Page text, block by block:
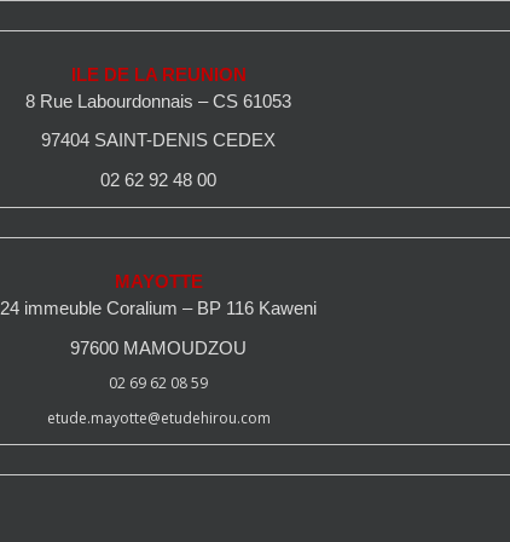
ILE DE LA REUNION
8 Rue Labourdonnais – CS 61053
97404 SAINT-DENIS CEDEX
02 62 92 48 00
MAYOTTE
24 immeuble Coralium – BP 116 Kaweni
97600 MAMOUDZOU
02 69 62 08 59
etude.mayotte@etudehirou.com